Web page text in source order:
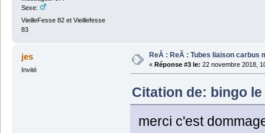
Sexe:
VieilleFesse 82 et Vieillefesse
83
jes
Invité
ReÂ : ReÂ : Tubes liaison carbus
« Réponse #3 le: 22 novembre 2018,
Citation de: bingo le
merci c'est